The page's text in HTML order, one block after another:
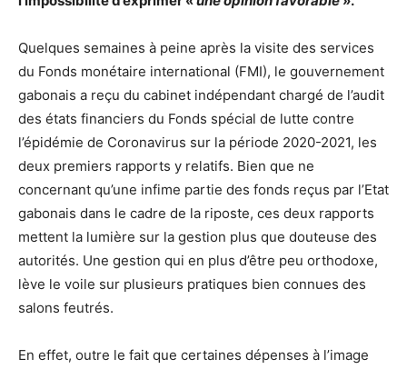
Quelques semaines à peine après la visite des services
du Fonds monétaire international (FMI), le gouvernement
gabonais a reçu du cabinet indépendant chargé de l’audit
des états financiers du Fonds spécial de lutte contre
l’épidémie de Coronavirus sur la période 2020-2021, les
deux premiers rapports y relatifs. Bien que ne
concernant qu’une infime partie des fonds reçus par l’Etat
gabonais dans le cadre de la riposte, ces deux rapports
mettent la lumière sur la gestion plus que douteuse des
autorités. Une gestion qui en plus d’être peu orthodoxe,
lève le voile sur plusieurs pratiques bien connues des
salons feutrés.
En effet, outre le fait que certaines dépenses à l’image